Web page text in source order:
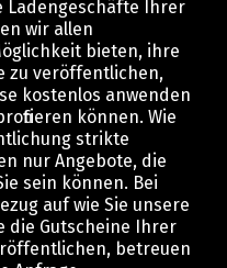
Ladengeschäfte Ihrer
wir allen
bieten, ihre
zu veröffentlichen,
kostenlos anwenden
können. Wie
strikte
nur Angebote, die
sein können. Bei
auf wie Sie unsere
die Gutscheine Ihrer
betreuen